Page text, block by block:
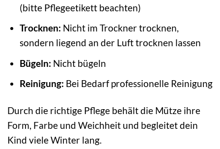
(bitte Pflegeetikett beachten)
Trocknen: Nicht im Trockner trocknen,
sondern liegend an der Luft trocknen lassen
Bügeln: Nicht bügeln
Reinigung: Bei Bedarf professionelle Reinigung
Durch die richtige Pflege behält die Mütze ihre
Form, Farbe und Weichheit und begleitet dein
Kind viele Winter lang.